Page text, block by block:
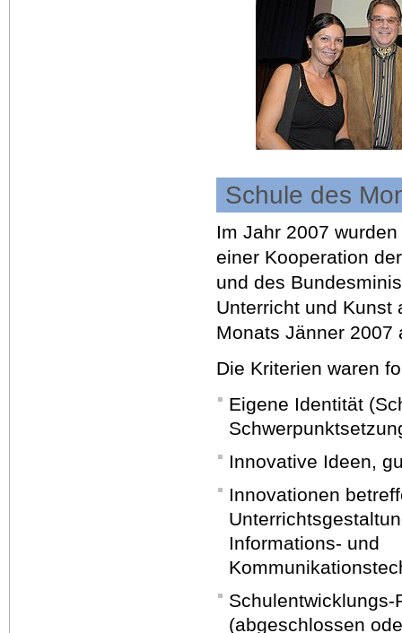
Schule des
Im Jahr 2007
einer Kooperation
und des
Unterricht und Kunst
Monats Jänner 2007
Die Kriterien waren
Eigene Identität
Innovative Ideen,
Innovationen
Informations- und
Schulentwicklungs-
(abgeschlossen